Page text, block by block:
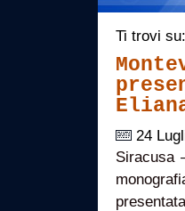
Ti trovi su:
24
Siracusa